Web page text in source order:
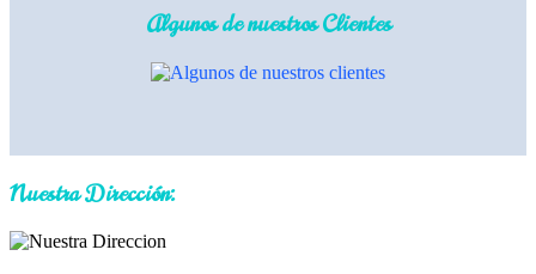
Algunos de nuestros Clientes
Nuestra Dirección: